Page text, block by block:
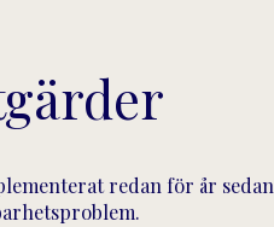
redan för år sedan